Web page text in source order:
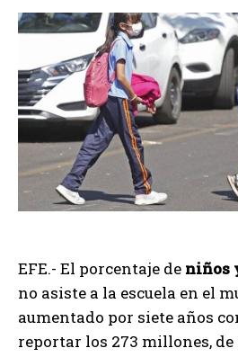
EFE.- El porcentaje de niños
no asiste a la escuela en el
aumentado por siete años
reportar los 273 millones, de